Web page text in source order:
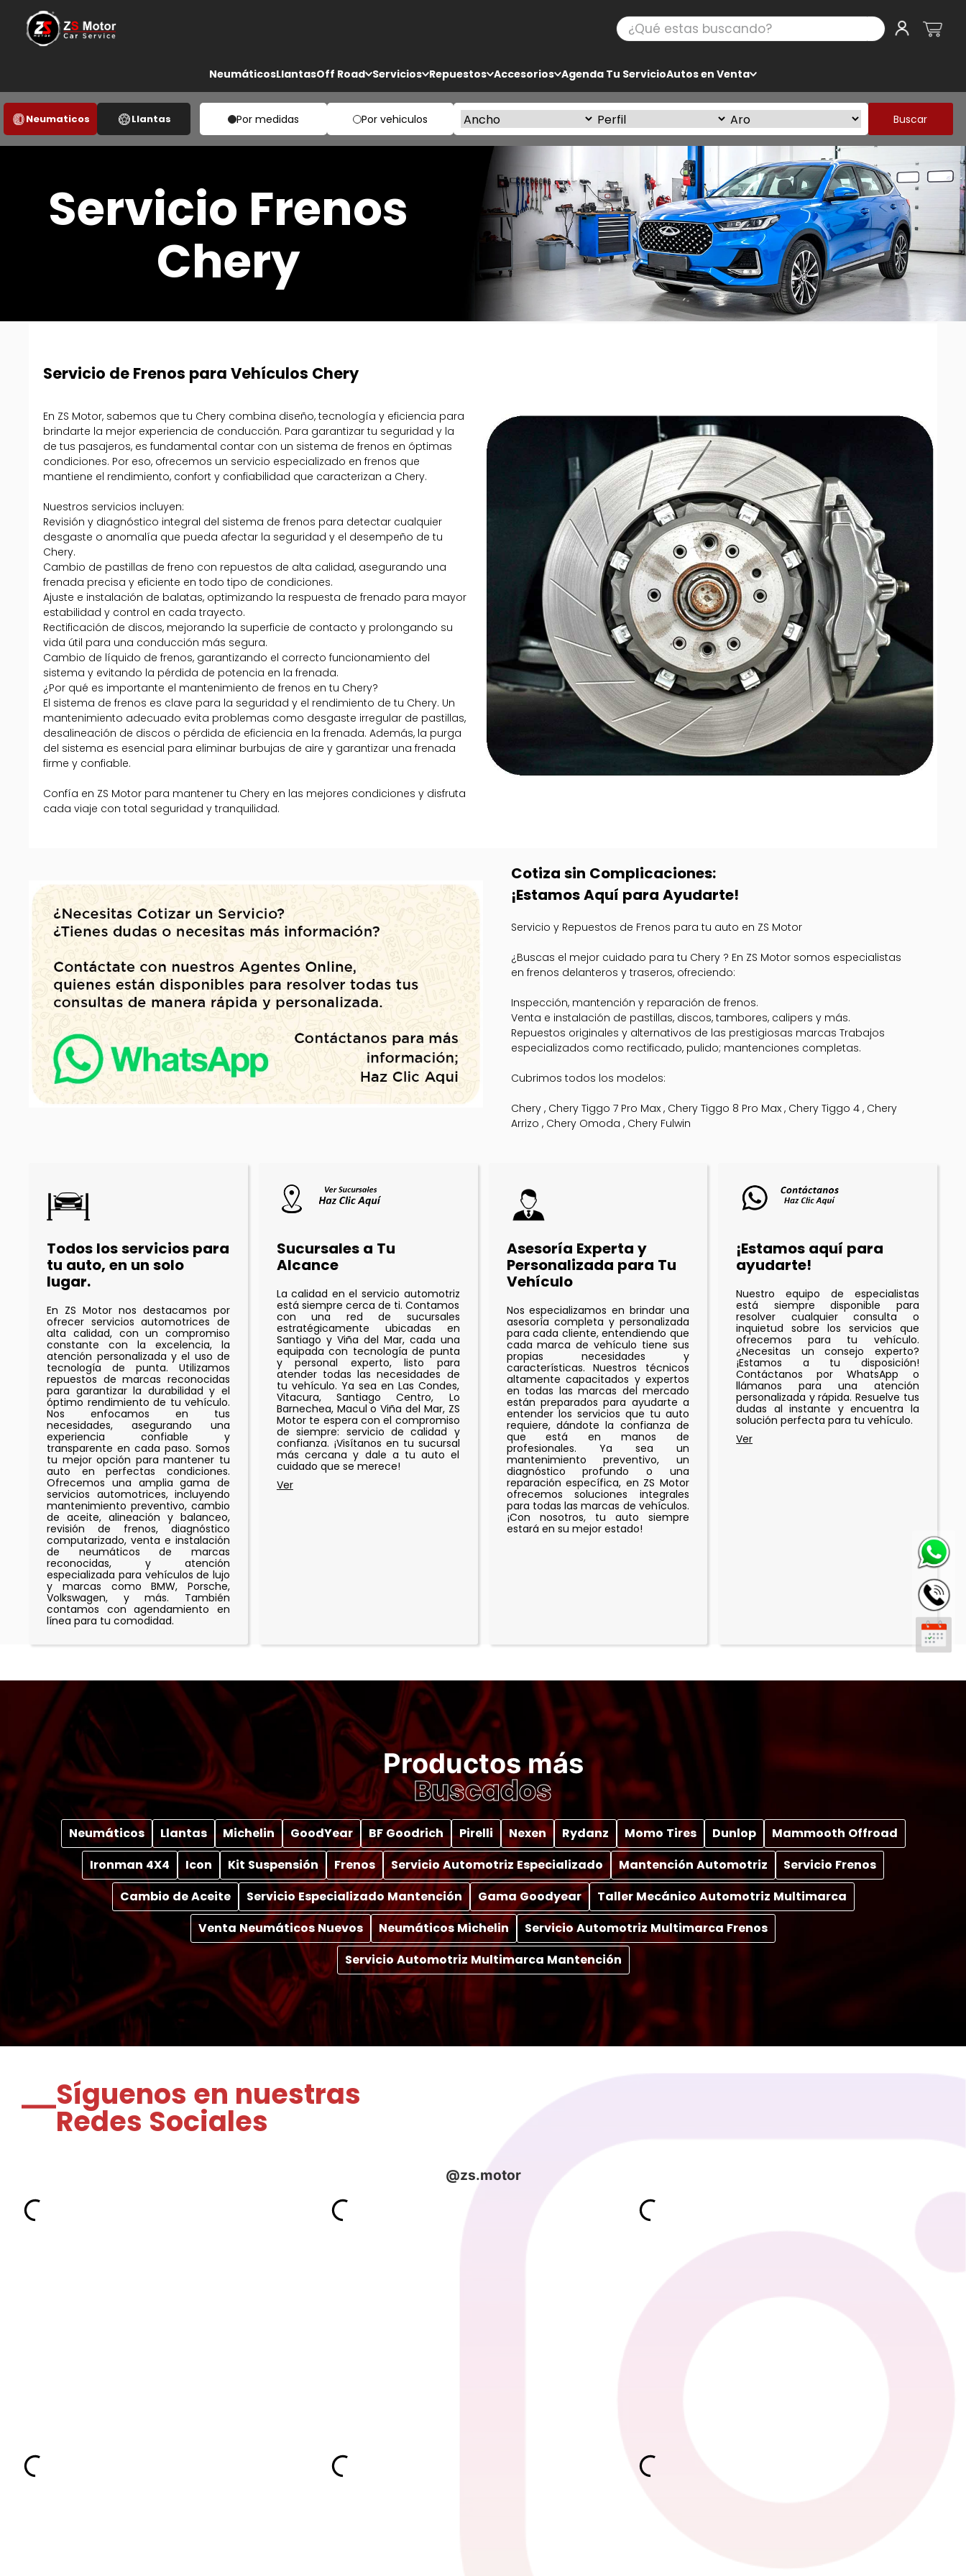
¿Qué estas buscando?
NeumáticosLlantasOff Road Servicios Repuestos Accesorios Agenda Tu ServicioAutos en Venta
Neumaticos Llantas Por medidas Por vehiculos Buscar
Servicio Frenos
Chery
Servicio de Frenos para Vehículos Chery
En ZS Motor, sabemos que tu Chery combina diseño, tecnología y eficiencia para
brindarte la mejor experiencia de conducción. Para garantizar tu seguridad y la
de tus pasajeros, es fundamental contar con un sistema de frenos en óptimas
condiciones. Por eso, ofrecemos un servicio especializado en frenos que
mantiene el rendimiento, confort y confiabilidad que caracterizan a Chery.
Nuestros servicios incluyen:
Revisión y diagnóstico integral del sistema de frenos para detectar cualquier
desgaste o anomalía que pueda afectar la seguridad y el desempeño de tu
Chery.
Cambio de pastillas de freno con repuestos de alta calidad, asegurando una
frenada precisa y eficiente en todo tipo de condiciones.
Ajuste e instalación de balatas, optimizando la respuesta de frenado para mayor
estabilidad y control en cada trayecto.
Rectificación de discos, mejorando la superficie de contacto y prolongando su
vida útil para una conducción más segura.
Cambio de líquido de frenos, garantizando el correcto funcionamiento del
sistema y evitando la pérdida de potencia en la frenada.
¿Por qué es importante el mantenimiento de frenos en tu Chery?
El sistema de frenos es clave para la seguridad y el rendimiento de tu Chery. Un
mantenimiento adecuado evita problemas como desgaste irregular de pastillas,
desalineación de discos o pérdida de eficiencia en la frenada. Además, la purga
del sistema es esencial para eliminar burbujas de aire y garantizar una frenada
firme y confiable.
Confía en ZS Motor para mantener tu Chery en las mejores condiciones y disfruta
cada viaje con total seguridad y tranquilidad.
Cotiza sin Complicaciones:
¡Estamos Aquí para Ayudarte!
Servicio y Repuestos de Frenos para tu auto en ZS Motor
¿Buscas el mejor cuidado para tu Chery ? En ZS Motor somos especialistas
en frenos delanteros y traseros, ofreciendo:
Inspección, mantención y reparación de frenos.
Venta e instalación de pastillas, discos, tambores, calipers y más.
Repuestos originales y alternativos de las prestigiosas marcas Trabajos
especializados como rectificado, pulido; mantenciones completas.
Cubrimos todos los modelos:
Chery , Chery Tiggo 7 Pro Max , Chery Tiggo 8 Pro Max , Chery Tiggo 4 , Chery
Arrizo , Chery Omoda , Chery Fulwin
Todos los servicios para
tu auto, en un solo
lugar.
En ZS Motor nos destacamos por
ofrecer servicios automotrices de
alta calidad, con un compromiso
constante con la excelencia, la
atención personalizada y el uso de
tecnología de punta. Utilizamos
repuestos de marcas reconocidas
para garantizar la durabilidad y el
óptimo rendimiento de tu vehículo.
Nos enfocamos en tus
necesidades, asegurando una
experiencia confiable y
transparente en cada paso. Somos
tu mejor opción para mantener tu
auto en perfectas condiciones.
Ofrecemos una amplia gama de
servicios automotrices, incluyendo
mantenimiento preventivo, cambio
de aceite, alineación y balanceo,
revisión de frenos, diagnóstico
computarizado, venta e instalación
de neumáticos de marcas
reconocidas, y atención
especializada para vehículos de lujo
y marcas como BMW, Porsche,
Volkswagen, y más. También
contamos con agendamiento en
línea para tu comodidad.
Sucursales a Tu
Alcance
La calidad en el servicio automotriz
está siempre cerca de ti. Contamos
con una red de sucursales
estratégicamente ubicadas en
Santiago y Viña del Mar, cada una
equipada con tecnología de punta
y personal experto, listo para
atender todas las necesidades de
tu vehículo. Ya sea en Las Condes,
Vitacura, Santiago Centro, Lo
Barnechea, Macul o Viña del Mar, ZS
Motor te espera con el compromiso
de siempre: servicio de calidad y
confianza. ¡Visítanos en tu sucursal
más cercana y dale a tu auto el
cuidado que se merece!
Asesoría Experta y
Personalizada para Tu
Vehículo
Nos especializamos en brindar una
asesoría completa y personalizada
para cada cliente, entendiendo que
cada marca de vehículo tiene sus
propias necesidades y
características. Nuestros técnicos
altamente capacitados y expertos
en todas las marcas del mercado
están preparados para ayudarte a
entender los servicios que tu auto
requiere, dándote la confianza de
que está en manos de
profesionales. Ya sea un
mantenimiento preventivo, un
diagnóstico profundo o una
reparación específica, en ZS Motor
ofrecemos soluciones integrales
para todas las marcas de vehículos.
¡Con nosotros, tu auto siempre
estará en su mejor estado!
¡Estamos aquí para
ayudarte!
Nuestro equipo de especialistas
está siempre disponible para
resolver cualquier consulta o
inquietud sobre los servicios que
ofrecemos para tu vehículo.
¿Necesitas un consejo experto?
¡Estamos a tu disposición!
Contáctanos por WhatsApp o
llámanos para una atención
personalizada y rápida. Resuelve tus
dudas al instante y encuentra la
solución perfecta para tu vehículo.
Productos más
Buscados
Neumáticos Llantas Michelin GoodYear BF Goodrich Pirelli Nexen Rydanz Momo Tires Dunlop
Mammooth Offroad
Ironman 4X4
Icon Kit Suspensión Frenos Servicio Automotriz Especializado Mantención Automotriz
Servicio Frenos
Cambio de Aceite
Servicio Especializado Mantención Gama Goodyear
Taller Mecánico Automotriz Multimarca
Venta Neumáticos Nuevos
Neumáticos Michelin
Servicio Automotriz Multimarca Frenos
Servicio Automotriz Multimarca Mantención
Síguenos en nuestras
Redes Sociales
3.
225